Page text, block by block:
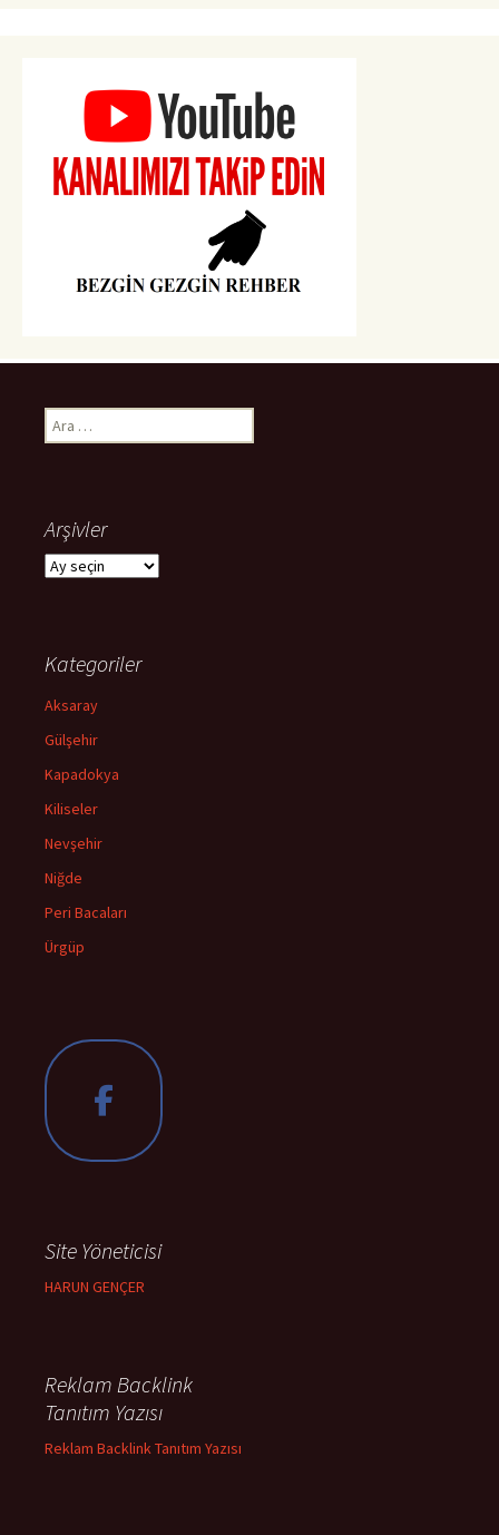
Arama:
Arşivler
Arşivler
Kategoriler
Aksaray
Gülşehir
Kapadokya
Kiliseler
Nevşehir
Niğde
Peri Bacaları
Ürgüp
Site Yöneticisi
HARUN GENÇER
Reklam Backlink
Tanıtım Yazısı
Reklam Backlink Tanıtım Yazısı